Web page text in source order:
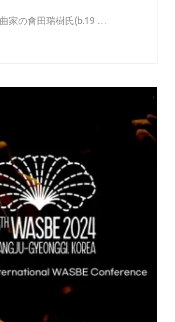
家の會田瑞樹氏(b.19 …